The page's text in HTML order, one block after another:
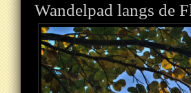
Wandelpad langs de